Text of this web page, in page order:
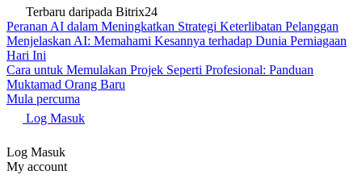
Terbaru daripada Bitrix24
Peranan AI dalam Meningkatkan Strategi Keterlibatan Pelanggan
Menjelaskan AI: Memahami Kesannya terhadap Dunia Perniagaan
Hari Ini
Cara untuk Memulakan Projek Seperti Profesional: Panduan
Muktamad Orang Baru
Mula percuma
Log Masuk
Log Masuk
My account